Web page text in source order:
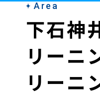
井・ Area
下石神
リーニ
リーニ